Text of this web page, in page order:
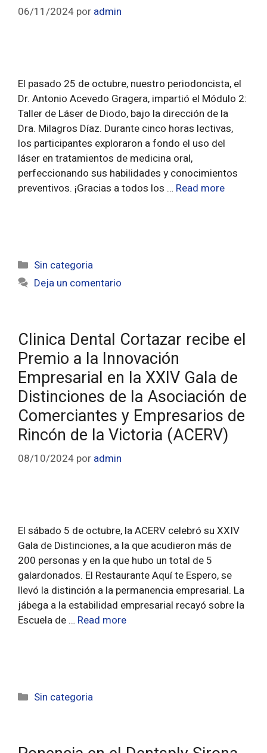
06/11/2024 por admin
El pasado 25 de octubre, nuestro periodoncista, el
Dr. Antonio Acevedo Gragera, impartió el Módulo 2:
Taller de Láser de Diodo, bajo la dirección de la
Dra. Milagros Díaz. Durante cinco horas lectivas,
los participantes exploraron a fondo el uso del
láser en tratamientos de medicina oral,
perfeccionando sus habilidades y conocimientos
preventivos. ¡Gracias a todos los … Read more
Sin categoria
Deja un comentario
Clinica Dental Cortazar recibe el
Premio a la Innovación
Empresarial en la XXIV Gala de
Distinciones de la Asociación de
Comerciantes y Empresarios de
Rincón de la Victoria (ACERV)
08/10/2024 por admin
El sábado 5 de octubre, la ACERV celebró su XXIV
Gala de Distinciones, a la que acudieron más de
200 personas y en la que hubo un total de 5
galardonados. El Restaurante Aquí te Espero, se
llevó la distinción a la permanencia empresarial. La
jábega a la estabilidad empresarial recayó sobre la
Escuela de … Read more
Sin categoria